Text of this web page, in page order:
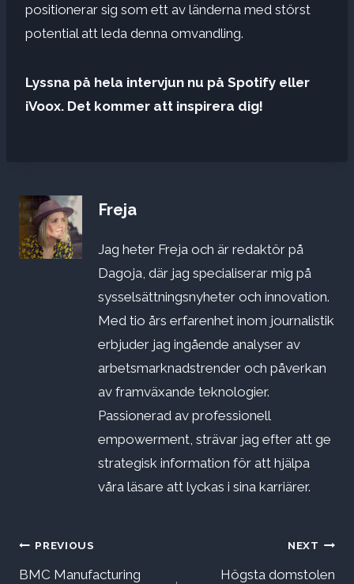
positionerar sig som ett av länderna med störst
potential att leda denna omvandling.
Lyssna på hela intervjun nu på Spotify eller
iVoox. Det kommer att inspirera dig!
Freja
Jag heter Freja och är redaktör på
Dagoja, där jag specialiserar mig på
sysselsättningsnyheter och innovation.
Med tio års erfarenhet inom journalistik
erbjuder jag ingående analyser av
arbetsmarknadstrender och påverkan
av framväxande teknologier.
Passionerad av professionell
empowerment, strävar jag efter att ge
strategisk information för att hjälpa
våra läsare att lyckas i sina karriärer.
Inläggsnavigering
PREVIOUS
BMC Manufacturing
NEXT
Högsta domstolen